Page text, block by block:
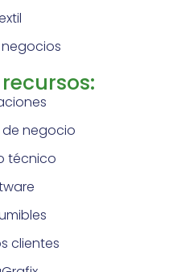
de negocio
técnico
clientes